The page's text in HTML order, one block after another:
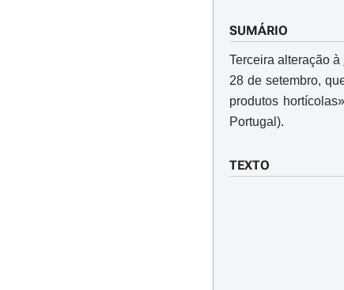
SUMÁRIO
Terceira alteração à
28 de setembro,
produtos
Portugal).
TEXTO